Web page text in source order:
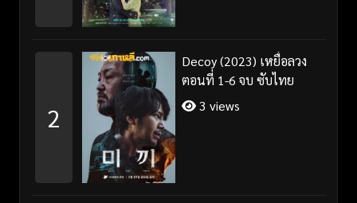
2
Decoy (2023) เหยื่อลวง
ตอนที่ 1-6 จบ ซับไทย
3 views